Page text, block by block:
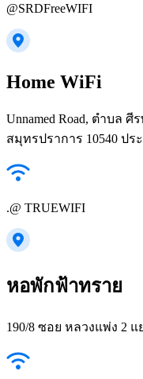
@SRDFreeWIFI
Home WiFi
Unnamed Road, ตำบล
สมุทรปราการ 10540 ปร
.@ TRUEWIFI
หอพักฟ้าทราย
190/8 ซอย หลวงแพ่ง 2